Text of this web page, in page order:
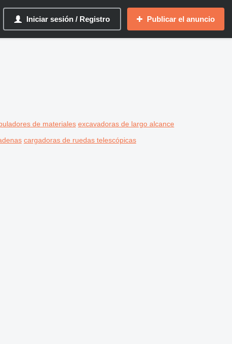
Iniciar sesión / Registro Publicar el anuncio
de materiales excavadoras de largo alcance
cargadoras de ruedas telescópicas